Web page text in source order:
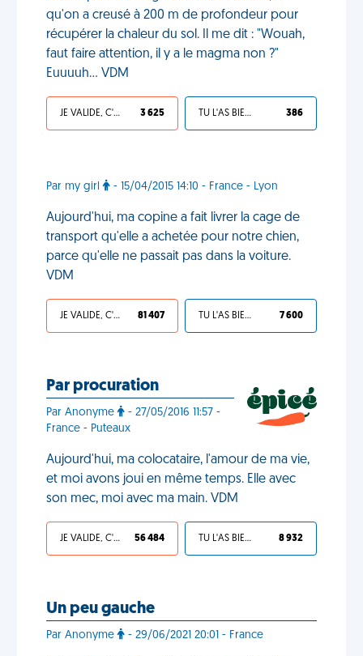
qu'on a creusé à 200 m de profondeur pour
récupérer la chaleur du sol. Il me dit : "Wouah,
faut faire attention, il y a le magma non ?"
Euuuuh… VDM
JE VALIDE, C'EST UNE VDM 3 625 TU L'AS BIEN MÉRITÉ 386
Par my girl - 15/04/2015 14:10 - France - Lyon
Aujourd'hui, ma copine a fait livrer la cage de
transport qu'elle a achetée pour notre chien,
parce qu'elle ne passait pas dans la voiture.
VDM
JE VALIDE, C'EST UNE VDM 81 407 TU L'AS BIEN MÉRITÉ 7 600
Par procuration
Par Anonyme
- 27/05/2016 11:57 -
France - Puteaux
Aujourd'hui, ma colocataire, l'amour de ma vie,
et moi avons joui en même temps. Elle avec
son mec, moi avec ma main. VDM
JE VALIDE, C'EST UNE VDM 56 484 TU L'AS BIEN MÉRITÉ 8 932
Un peu gauche
Par Anonyme - 29/06/2021 20:01 - France